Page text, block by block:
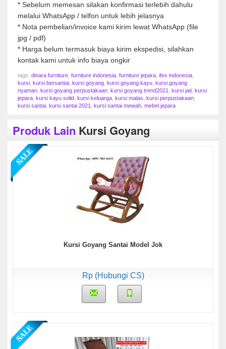
* Sebelum memesan silakan konfirmasi terlebih dahulu
melalui WhatsApp / telfon untuk lebih jelasnya
* Nota pembelian/invoice kami kirim lewat WhatsApp (file
jpg / pdf)
* Harga belum termasuk biaya kirim ekspedisi, silahkan
kontak kami untuk info biaya ongkir
tags: dinara furniture furniture indonesia furniture jepara ifex indonesia
kursi kursi bersantai kursi goyang kursi goyang kayu kursi goyang
nyaman kursi goyang perpustakaan kursi goyang trend2021 kursi jati kursi
jepara kursi kayu solid kursi keluarga kursi malas kursi perpustakaan
kursi santai kursi santai 2021 kursi santai mewah mebel jepara
Produk Lain Kursi Goyang
Kursi Goyang Santai Model Jok
Rp (Hubungi CS)